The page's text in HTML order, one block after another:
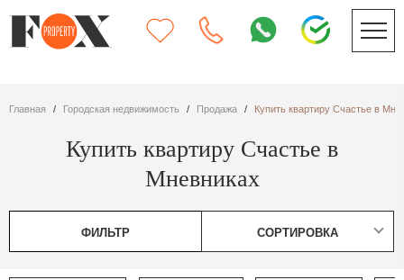
Главная Городская недвижимость Продажа Купить квартиру Счастье в
Купить квартиру Счастье в
Мневниках
ФИЛЬТР СОРТИРОВКА